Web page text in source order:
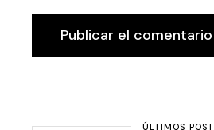
Publicar el comentario
ÚLTIMOS POST